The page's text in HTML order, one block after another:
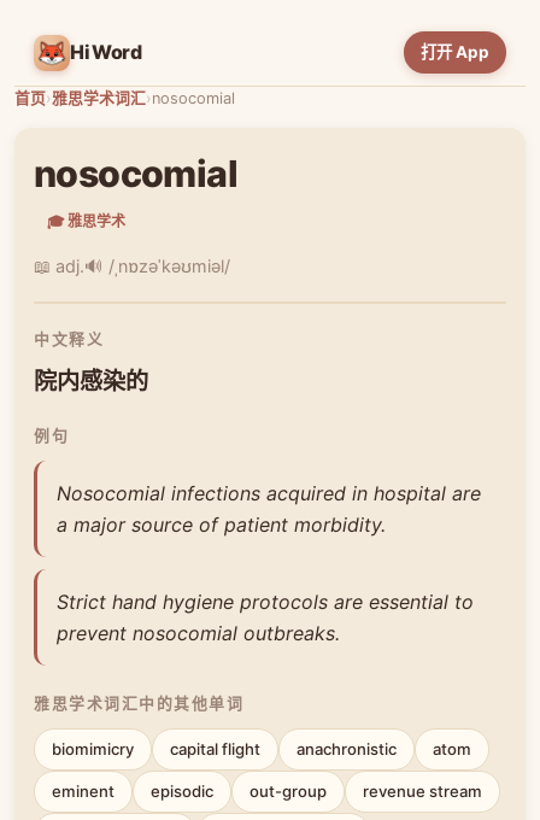
HiWord 打开 App
首页›雅思学术词汇›nosocomial
nosocomial
🎓 雅思学术
📖 adj.🔊 /ˌnɒzəˈkəʊmiəl/
中文释义
院内感染的
例句
Nosocomial infections acquired in hospital are
a major source of patient morbidity.
Strict hand hygiene protocols are essential to
prevent nosocomial outbreaks.
雅思学术词汇中的其他单词
biomimicry capital flight anachronistic atom
eminent episodic out-group revenue stream